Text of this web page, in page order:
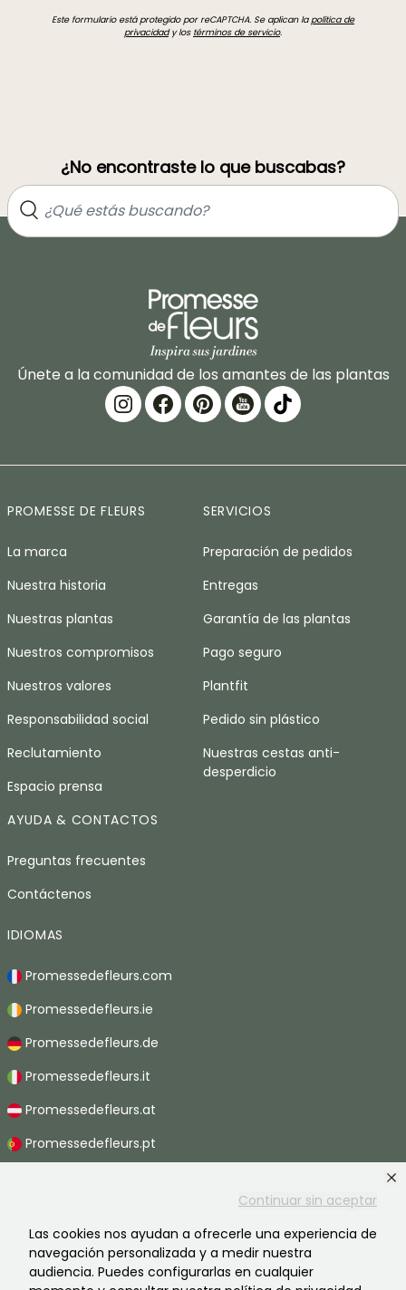
Continuar sin aceptar
Las cookies nos ayudan a ofrecerle una experiencia de
navegación personalizada y a medir nuestra
audiencia. Puedes configurarlas en cualquier
Este formulario está protegido por reCAPTCHA. Se aplican lapolítica de
privacidady los términos de servicio.
¿No encontraste lo que buscabas?
Únete a la comunidad de los amantes de las plantas
PROMESSE DE FLEURS
La marca
Nuestra historia
Nuestras plantas
Nuestros compromisos
Nuestros valores
Responsabilidad social
Reclutamiento
Espacio prensa
SERVICIOS
Preparación de pedidos
Entregas
Garantía de las plantas
Pago seguro
Plantfit
Pedido sin plástico
Nuestras cestas anti-
desperdicio
AYUDA & CONTACTOS
Preguntas frecuentes
Contáctenos
IDIOMAS
Promessedefleurs.com
Promessedefleurs.ie
Promessedefleurs.de
Promessedefleurs.it
Promessedefleurs.at
Promessedefleurs.pt
Promessedefleurs.ch